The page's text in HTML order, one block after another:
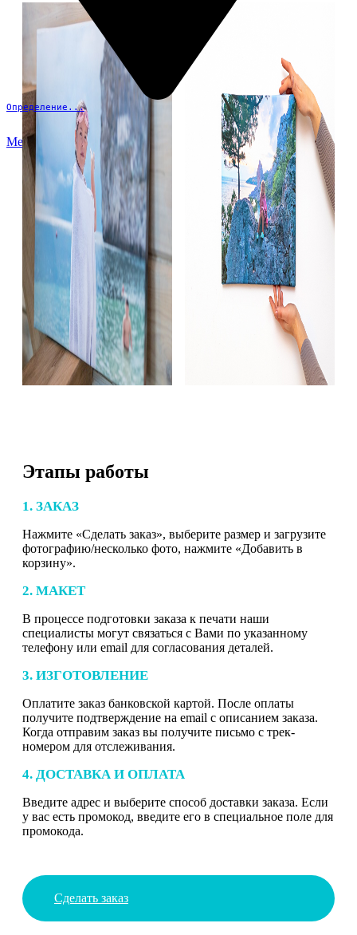
Определение...
Меню
Этапы работы
1. ЗАКАЗ
Нажмите «Сделать заказ», выберите размер и загрузите
фотографию/несколько фото, нажмите «Добавить в
корзину».
2. МАКЕТ
В процессе подготовки заказа к печати наши
специалисты могут связаться с Вами по указанному
телефону или email для согласования деталей.
3. ИЗГОТОВЛЕНИЕ
Оплатите заказ банковской картой. После оплаты
получите подтверждение на email с описанием заказа.
Когда отправим заказ вы получите письмо с трек-
номером для отслеживания.
4. ДОСТАВКА И ОПЛАТА
Введите адрес и выберите способ доставки заказа. Если
у вас есть промокод, введите его в специальное поле для
промокода.
Сделать заказ